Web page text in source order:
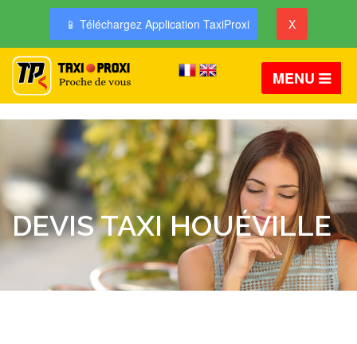
📱 Téléchargez Application TaxiProxi X
MENU
DEVIS TAXI HOUÉVILLE